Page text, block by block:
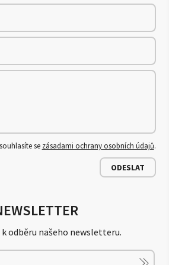
se zásadami ochrany osobních údajů.
ODESLAT
odběru našeho newsletteru.